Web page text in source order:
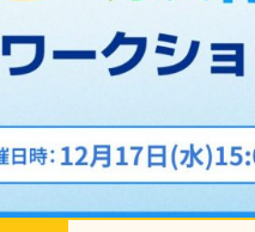
ティ
を自動
メント
化さ
の質を
を実現
UMU